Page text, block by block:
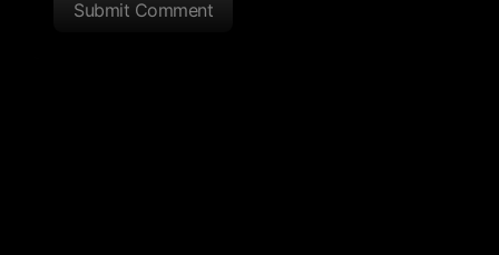
Submit Comment